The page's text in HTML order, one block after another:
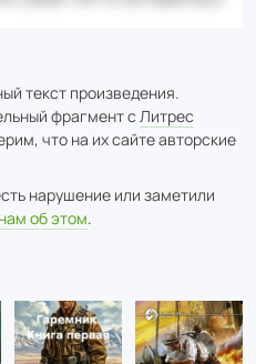
текст произведения.
фрагмент с Литрес
что на их сайте авторские
нарушение или заметили
об этом.